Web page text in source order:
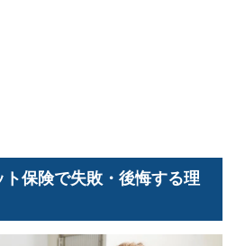
保険で失敗・後悔する理